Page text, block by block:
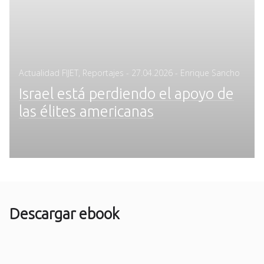
Actualidad FIJET Reportajes - Posted
27.04.2026 - Enrique Sancho
Israel está perdiendo el apoyo de
las élites americanas
Descargar ebook